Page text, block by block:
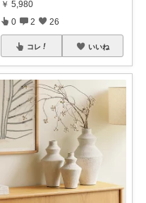
￥ 5,980
0 2 26
コレ いいね